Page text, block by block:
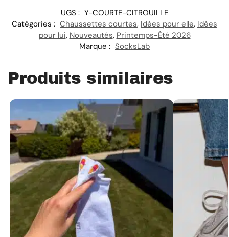
UGS : Y-COURTE-CITROUILLE
Catégories : Chaussettes courtes, Idées pour elle, Idées
pour lui, Nouveautés, Printemps-Été 2026
Marque : SocksLab
Produits similaires